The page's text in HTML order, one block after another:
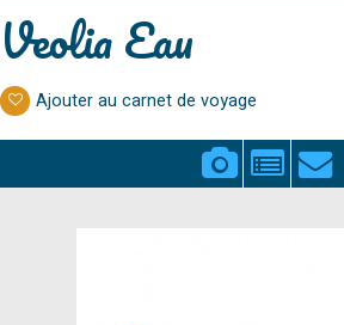
Veolia Eau
Ajouter au carnet de voyage